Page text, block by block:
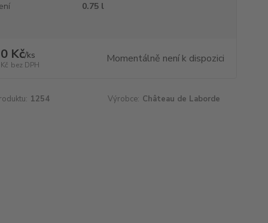
0.75 l
Kč/ks
bez DPH Momentálně není k dispozici
1254 Výrobce: Château de Laborde